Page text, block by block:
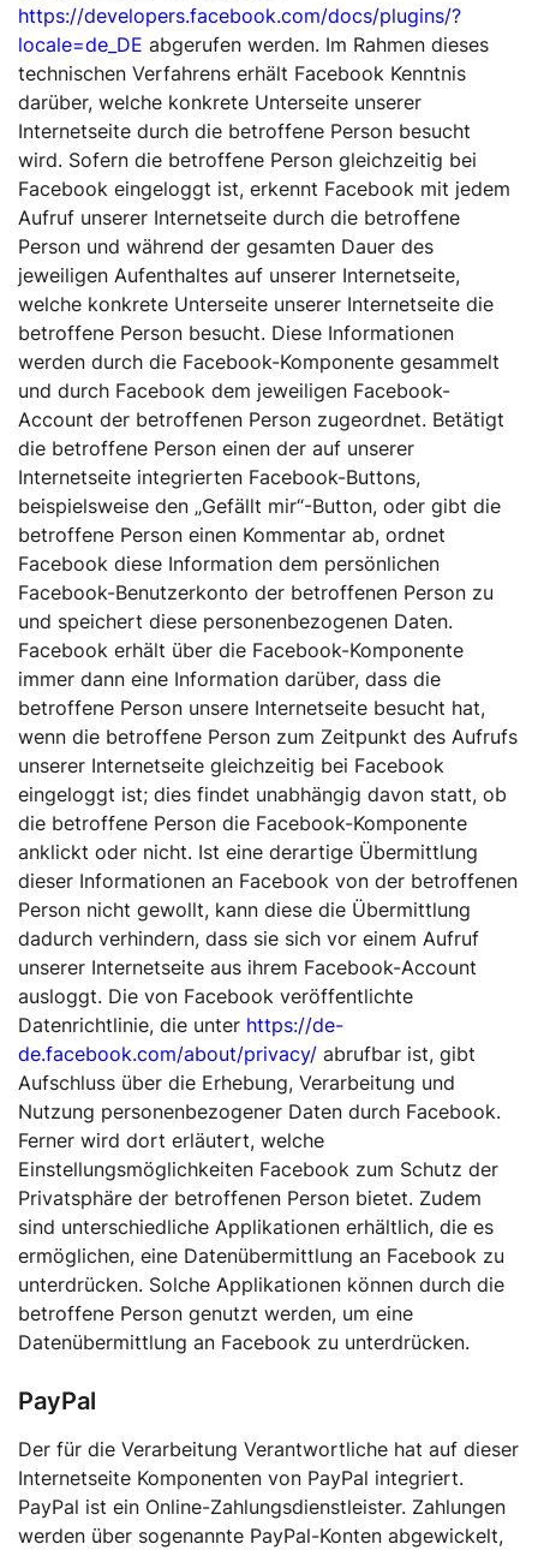
https://developers.facebook.com/docs/plugins/?
locale=de_DE abgerufen werden. Im Rahmen dieses
technischen Verfahrens erhält Facebook Kenntnis
darüber, welche konkrete Unterseite unserer
Internetseite durch die betroffene Person besucht
wird. Sofern die betroffene Person gleichzeitig bei
Facebook eingeloggt ist, erkennt Facebook mit jedem
Aufruf unserer Internetseite durch die betroffene
Person und während der gesamten Dauer des
jeweiligen Aufenthaltes auf unserer Internetseite,
welche konkrete Unterseite unserer Internetseite die
betroffene Person besucht. Diese Informationen
werden durch die Facebook-Komponente gesammelt
und durch Facebook dem jeweiligen Facebook-
Account der betroffenen Person zugeordnet. Betätigt
die betroffene Person einen der auf unserer
Internetseite integrierten Facebook-Buttons,
beispielsweise den „Gefällt mir“-Button, oder gibt die
betroffene Person einen Kommentar ab, ordnet
Facebook diese Information dem persönlichen
Facebook-Benutzerkonto der betroffenen Person zu
und speichert diese personenbezogenen Daten.
Facebook erhält über die Facebook-Komponente
immer dann eine Information darüber, dass die
betroffene Person unsere Internetseite besucht hat,
wenn die betroffene Person zum Zeitpunkt des Aufrufs
unserer Internetseite gleichzeitig bei Facebook
eingeloggt ist; dies findet unabhängig davon statt, ob
die betroffene Person die Facebook-Komponente
anklickt oder nicht. Ist eine derartige Übermittlung
dieser Informationen an Facebook von der betroffenen
Person nicht gewollt, kann diese die Übermittlung
dadurch verhindern, dass sie sich vor einem Aufruf
unserer Internetseite aus ihrem Facebook-Account
ausloggt. Die von Facebook veröffentlichte
Datenrichtlinie, die unter https://de-
de.facebook.com/about/privacy/ abrufbar ist, gibt
Aufschluss über die Erhebung, Verarbeitung und
Nutzung personenbezogener Daten durch Facebook.
Ferner wird dort erläutert, welche
Einstellungsmöglichkeiten Facebook zum Schutz der
Privatsphäre der betroffenen Person bietet. Zudem
sind unterschiedliche Applikationen erhältlich, die es
ermöglichen, eine Datenübermittlung an Facebook zu
unterdrücken. Solche Applikationen können durch die
betroffene Person genutzt werden, um eine
Datenübermittlung an Facebook zu unterdrücken.
PayPal
Der für die Verarbeitung Verantwortliche hat auf dieser
Internetseite Komponenten von PayPal integriert.
PayPal ist ein Online-Zahlungsdienstleister. Zahlungen
werden über sogenannte PayPal-Konten abgewickelt,